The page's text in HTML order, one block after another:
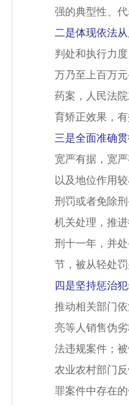
强的典型性、代
二是体现依法
判处和执行力
万乃至上百万
药案，人民法
育矫正效果，有
三是全面准确
宽严有据，宽
以及地位作用
刑罚或者免除
机关处理，推
刑十一年，并
节，被从轻处
四是坚持惩治
推动相关部门
亮等人销售伪
法违规案件；
农业农村部门
罪案件中存在